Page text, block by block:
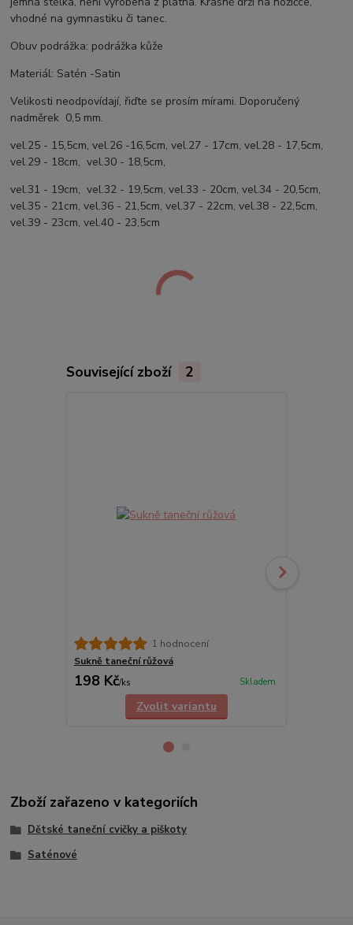
vhodné na gymnastiku či tanec.
Obuv podrážka: podrážka kůže
Materiál: Satén -Satin
Velikosti neodpovídají, řiďte se prosím mírami. Doporučený
nadměrek 0,5 mm.
vel.25 - 15,5cm, vel.26 -16,5cm, vel.27 - 17cm, vel.28 - 17,5cm,
vel.29 - 18cm, vel.30 - 18,5cm,
vel.31 - 19cm, vel.32 - 19,5cm, vel.33 - 20cm, vel.34 - 20,5cm,
vel.35 - 21cm, vel.36 - 21,5cm, vel.37 - 22cm, vel.38 - 22,5cm,
vel.39 - 23cm, vel.40 - 23,5cm
Související zboží 2
1 hodnocení
Sukně taneční růžová
198 Kč/ks Skladem
Zvolit variantu
Zboží zařazeno v kategoriích
Dětské taneční cvičky a piškoty
Saténové